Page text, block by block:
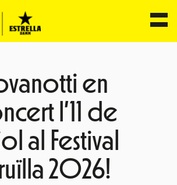
en
l’11 de
al Festival
2026!